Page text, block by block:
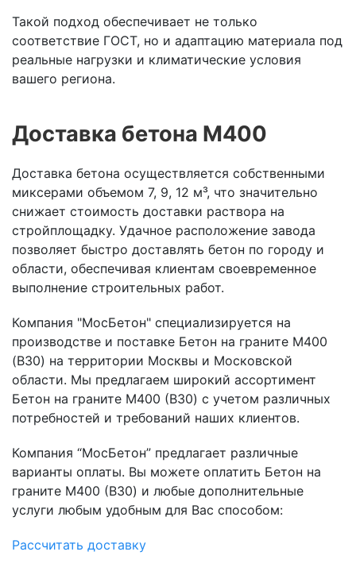
Такой подход обеспечивает не только
соответствие ГОСТ, но и адаптацию материала под
реальные нагрузки и климатические условия
вашего региона.
Доставка бетона М400
Доставка бетона осуществляется собственными
миксерами объемом 7, 9, 12 м³, что значительно
снижает стоимость доставки раствора на
стройплощадку. Удачное расположение завода
позволяет быстро доставлять бетон по городу и
области, обеспечивая клиентам своевременное
выполнение строительных работ.
Компания "МосБетон" специализируется на
производстве и поставке Бетон на граните М400
(B30) на территории Москвы и Московской
области. Мы предлагаем широкий ассортимент
Бетон на граните М400 (B30) с учетом различных
потребностей и требований наших клиентов.
Компания “МосБетон” предлагает различные
варианты оплаты. Вы можете оплатить Бетон на
граните М400 (B30) и любые дополнительные
услуги любым удобным для Вас способом:
Рассчитать доставку